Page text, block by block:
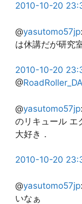
2010-10-20
@yasutomo57jp:
は休講だが研究
2010-10-20
@RoadRoller_DA
@yasutomo57jp:
のリキュール エ
大好き．
2010-10-20
@yasutomo57jp:
いなぁ